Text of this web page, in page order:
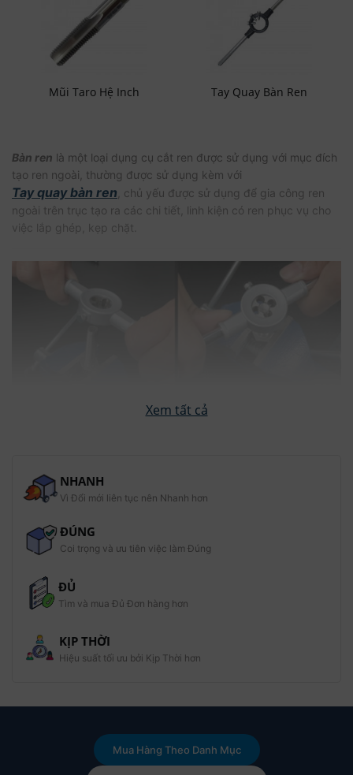
Mũi Taro Hệ Inch Tay Quay Bàn Ren
Bàn ren là một loại dụng cụ cắt ren được sử dụng với mục đích
tạo ren ngoài, thường được sử dụng kèm với
Tay quay bàn ren , chủ yếu được sử dụng để gia công ren
ngoài trên trục tạo ra các chi tiết, linh kiện có ren phục vụ cho
việc lắp ghép, kẹp chặt.
Bàn ren có thể sử thủ công bằng cách kết hợp với tay quay
máy phay bằng cách kết hợp dụng cụ kẹp chặt bàn ren
chuyên dụng khác.
NHANH
Vì Đổi mới liên tục nên Nhanh hơn
ĐÚNG
Coi trọng và ưu tiên việc làm Đúng
ĐỦ
Tìm và mua Đủ Đơn hàng hơn
KỊP THỜI
Hiệu suất tối ưu bởi Kịp Thời hơn
Mua Hàng Theo Danh Mục